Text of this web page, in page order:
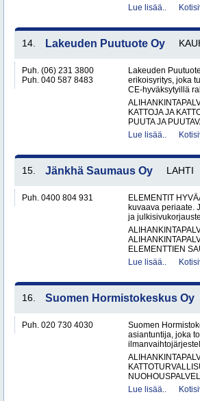
Lue lisää..
14. Lakeuden Puutuote Oy
Puh. (06) 231 3800
Puh. 040 587 8483
Lakeuden
erikoisyritys, joka
CE-hyväksytyillä
KATTOJA JA
PUUTA JA
Lue lisää..
15. Jänkhä Saumaus Oy LAHTI
Puh. 0400 804 931
ELEMENTIT
kuvaava periaate.
ja
ELEMENTTIEN
Lue lisää..
16. Suomen Hormistokeskus Oy
Puh. 020 730 4030
Suomen
asiantuntija, joka
Lue lisää..